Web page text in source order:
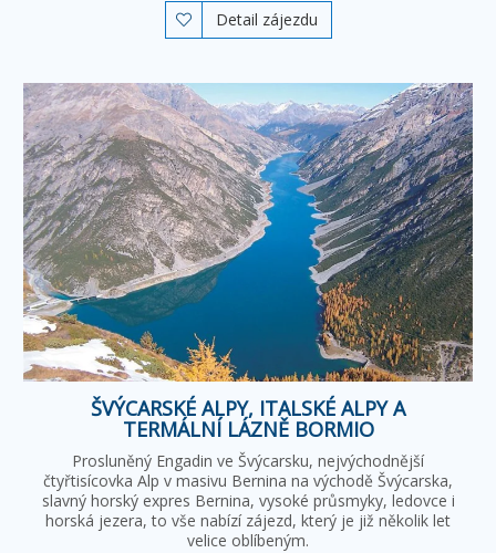
 Detail zájezdu
ŠVÝCARSKÉ ALPY, ITALSKÉ ALPY A
TERMÁLNÍ LÁZNĚ BORMIO
Prosluněný Engadin ve Švýcarsku, nejvýchodnější
čtyřtisícovka Alp v masivu Bernina na východě Švýcarska,
slavný horský expres Bernina, vysoké průsmyky, ledovce i
horská jezera, to vše nabízí zájezd, který je již několik let
velice oblíbeným.